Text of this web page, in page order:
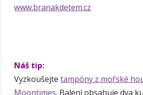
www.branakdetem.cz
Náš tip:
Vyzkoušejtetampóny z mořské
Moontimes. Balení obsahuje dva